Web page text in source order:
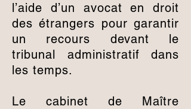
l’aide d’un avocat en droit
des étrangers pour garantir
un recours devant le
tribunal administratif dans
les temps.
Le cabinet de Maître